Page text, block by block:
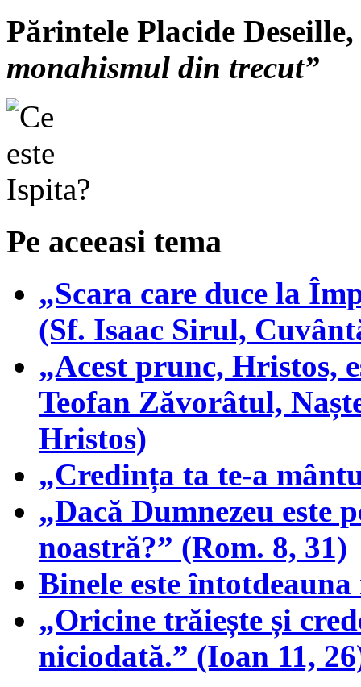
Părintele Placide Deseille,
monahismul din trecut”
Pe aceeasi tema
„Scara care duce la
(Sf. Isaac Sirul,
„Acest prunc, Hristos,
Teofan Zăvorâtul,
Hristos)
„Credința ta te-a
„Dacă Dumnezeu
noastră?” (Rom. 8, 31)
Binele este
„Oricine trăiește și
niciodată.” (Ioan 11,